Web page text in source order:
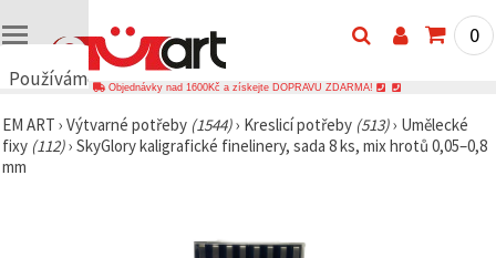
Používáme
🍪
Používáme
cookies a
0
Objednávky nad 1600Kč a získejte DOPRAVU ZDARMA!
EM ART › Výtvarné potřeby (1544)› Kreslicí potřeby (513)› Umělecké
fixy (112)› SkyGlory kaligrafické finelinery, sada 8 ks, mix hrotů 0,05–0,8
mm